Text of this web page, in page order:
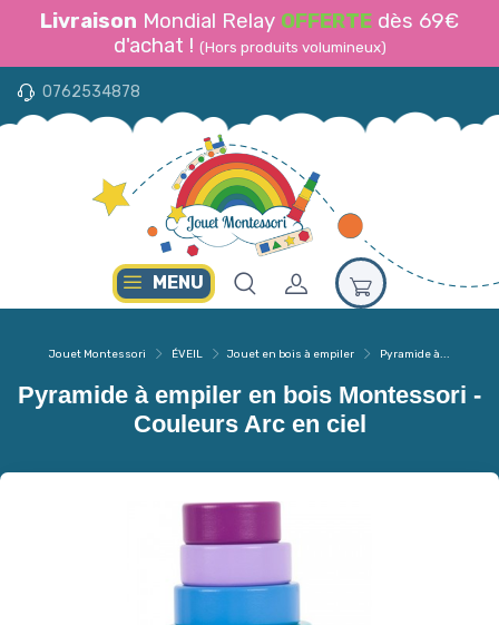
Livraison Mondial Relay OFFERTE dès 69€
d'achat ! (Hors produits volumineux)
0762534878
MENU
Jouet Montessori ÉVEIL Jouet en bois à empiler Pyramide à...
Pyramide à empiler en bois Montessori -
Couleurs Arc en ciel